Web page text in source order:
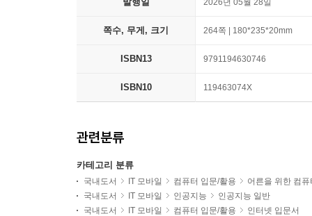
2026년 05월 28일
쪽수, 무게, 크기 264쪽 | 180*235*20mm
ISBN13 9791194630746
ISBN10 119463074X
관련분류
카테고리 분류
국내도서 IT 모바일 컴퓨터 입문/활용
어른을 위한 컴퓨
국내도서
IT 모바일 인공지능
인공지능 일반
국내도서
IT 모바일 컴퓨터 입문/활용 인터넷 입문서